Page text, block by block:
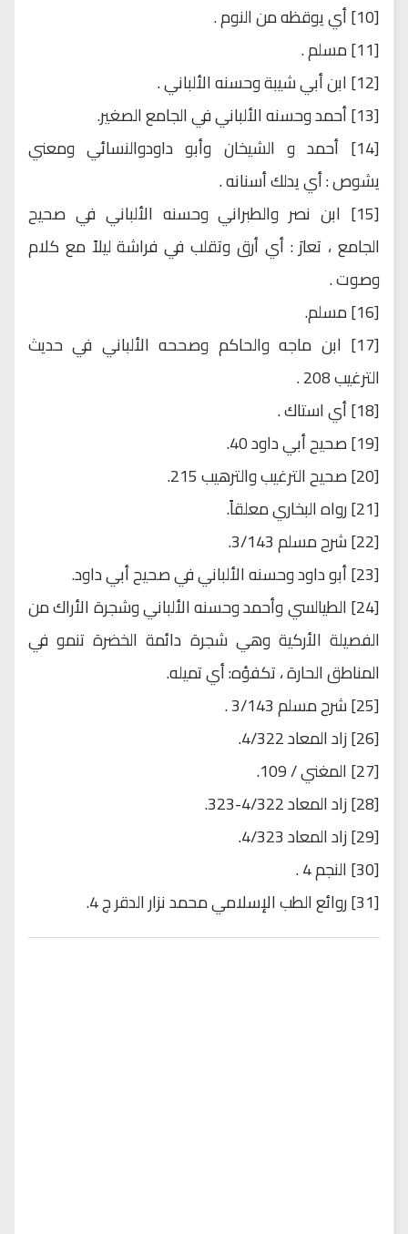
[10] أي يوقظه من النوم .
[11] مسلم .
[12] ابن أبي شيبة وحسنه الألباني .
[13] أحمد وحسنه الألباني في الجامع الصغير.
[14] أحمد و الشيخان وأبو داودوالنسائي ومعني
يشوص : أي يدلك أسنانه .
[15] ابن نصر والطبراني وحسنه الألباني في صحيح
الجامع ، تعارَ : أي أرق وتقلب في فراشة ليلاً مع كلام
وصوت .
[16] مسلم.
[17] ابن ماجه والحاكم وصححه الألباني في حديث
الترغيب 208 .
[18] أي استاك .
[19] صحيح أبي داود 40.
[20] صحيح الترغيب والترهيب 215.
[21] رواه البخاري معلقاً.
[22] شرح مسلم 3/143.
[23] أبو داود وحسنه الألباني في صحيح أبي داود.
[24] الطيالسي وأحمد وحسنه الألباني وشجرة الأراك من
الفصيلة الأركية وهي شجرة دائمة الخضرة تنمو في
المناطق الحارة ، تكفؤه: أي تميله.
[25] شرح مسلم 3/143 .
[26] زاد المعاد 4/322.
[27] المغني / 109.
[28] زاد المعاد 4/322-323.
[29] زاد المعاد 4/323.
[30] النجم 4 .
[31] روائع الطب الإسلامي محمد نزار الدقر ج 4.